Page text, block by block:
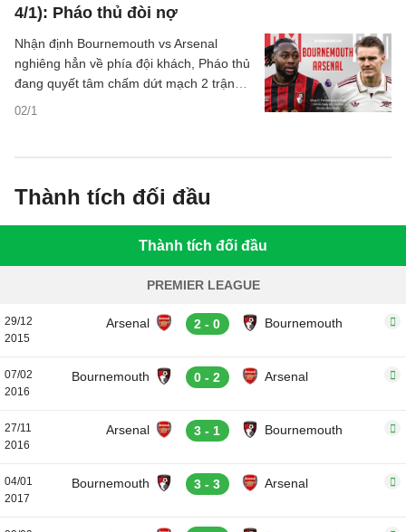
4/1): Pháo thủ đòi nợ
02/1
Nhận định Bournemouth vs Arsenal
nghiêng hẳn về phía đội khách, Pháo thủ
đang quyết tâm chấm dứt mạch 2 trận
thua liên tiếp trước đội chủ nhà.
Thành tích đối đầu
Thành tích đối đầu
PREMIER LEAGUE
29/12
2015
Arsenal 2 - 0 Bournemouth
07/02
2016
Bournemouth 0 - 2 Arsenal
27/11
2016
Arsenal 3 - 1 Bournemouth
04/01
2017
Bournemouth 3 - 3 Arsenal